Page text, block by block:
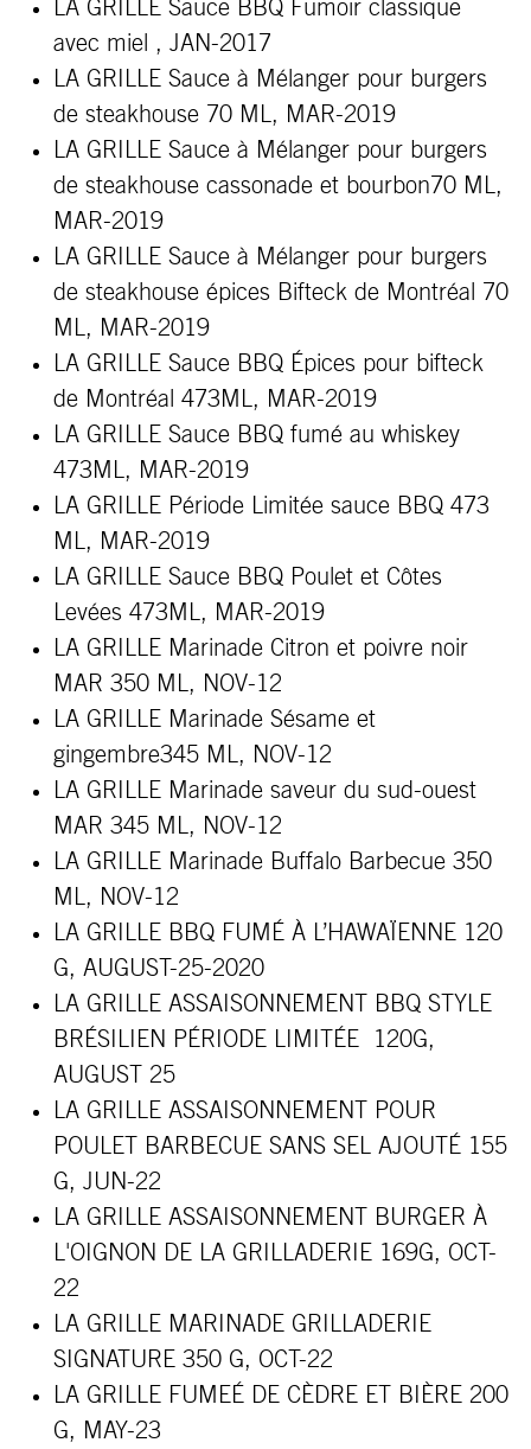
LA GRILLE Sauce BBQ Fumoir classique
avec miel , JAN-2017
LA GRILLE Sauce à Mélanger pour burgers
de steakhouse 70 ML, MAR-2019
LA GRILLE Sauce à Mélanger pour burgers
de steakhouse cassonade et bourbon70 ML,
MAR-2019
LA GRILLE Sauce à Mélanger pour burgers
de steakhouse épices Bifteck de Montréal 70
ML, MAR-2019
LA GRILLE Sauce BBQ Épices pour bifteck
de Montréal 473ML, MAR-2019
LA GRILLE Sauce BBQ fumé au whiskey
473ML, MAR-2019
LA GRILLE Période Limitée sauce BBQ 473
ML, MAR-2019
LA GRILLE Sauce BBQ Poulet et Côtes
Levées 473ML, MAR-2019
LA GRILLE Marinade Citron et poivre noir
MAR 350 ML, NOV-12
LA GRILLE Marinade Sésame et
gingembre345 ML, NOV-12
LA GRILLE Marinade saveur du sud-ouest
MAR 345 ML, NOV-12
LA GRILLE Marinade Buffalo Barbecue 350
ML, NOV-12
LA GRILLE BBQ FUMÉ À L’HAWAÏENNE 120
G, AUGUST-25-2020
LA GRILLE ASSAISONNEMENT BBQ STYLE
BRÉSILIEN PÉRIODE LIMITÉE 120G,
AUGUST 25
LA GRILLE ASSAISONNEMENT POUR
POULET BARBECUE SANS SEL AJOUTÉ 155
G, JUN-22
LA GRILLE ASSAISONNEMENT BURGER À
L'OIGNON DE LA GRILLADERIE 169G, OCT-
22
LA GRILLE MARINADE GRILLADERIE
SIGNATURE 350 G, OCT-22
LA GRILLE FUMEÉ DE CÈDRE ET BIÈRE 200
G, MAY-23